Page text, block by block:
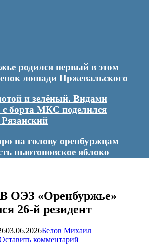
родился первый в этом
лошади Пржевальского
и зелёный. Видами
с борта МКС поделился
на голову оренбуржцам
ньютоновское яблоко
ОЭЗ «Оренбуржье»
26-й резидент
03.06.2026Белов Михаил
Оставить комментарий